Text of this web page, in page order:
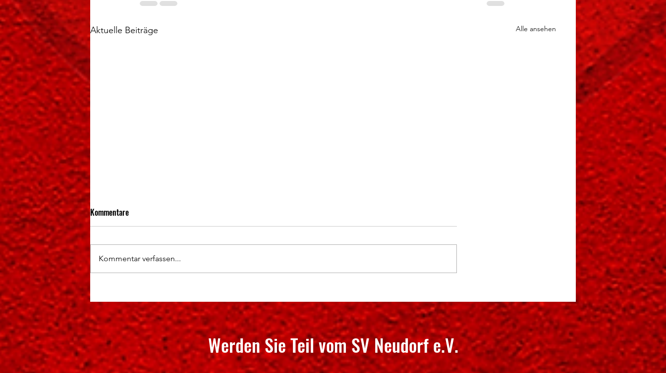
Aktuelle Beiträge Alle ansehen
spannende Titelentscheidungen
SV Neudorf e.V.!
und 14. Juni 2026 Sportpark
Grenzenlos, Annaberg-Buchholz
Kommentare
Kommentar verfassen...
Werden Sie Teil vom SV Neudorf e.V.